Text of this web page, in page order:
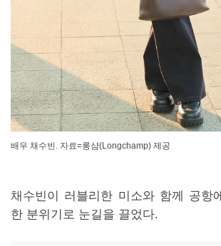
배우 채수빈. 자료=롱샴(Longchamp) 제공
채수빈이 러블리한 미소와 함께 공항
한 분위기로 눈길을 끌었다.